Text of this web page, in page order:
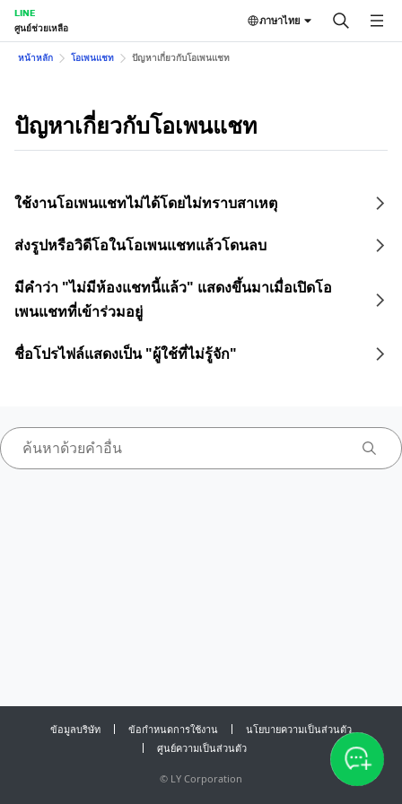
LINE
ศูนย์ช่วยเหลือ
ภาษาไทย
หน้าหลัก โอเพนแชท ปัญหาเกี่ยวกับโอเพนแชท
ปัญหาเกี่ยวกับโอเพนแชท
ใช้งานโอเพนแชทไม่ได้โดยไม่ทราบสาเหตุ
ส่งรูปหรือวิดีโอในโอเพนแชทแล้วโดนลบ
มีคำว่า "ไม่มีห้องแชทนี้แล้ว" แสดงขึ้นมาเมื่อเปิดโอ
เพนแชทที่เข้าร่วมอยู่
ชื่อโปรไฟล์แสดงเป็น "ผู้ใช้ที่ไม่รู้จัก"
ข้อมูลบริษัท ข้อกำหนดการใช้งาน
นโยบายความเป็นส่วนตัว
ศูนย์ความเป็นส่วนตัว
© LY Corporation